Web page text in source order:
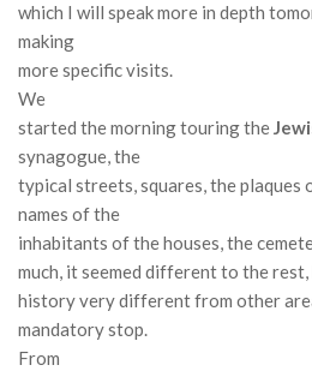
which I will speak more in depth
making
more specific visits.
We
started the morning touring the
synagogue, the
typical streets, squares, the
names of the
inhabitants of the houses, the
much, it seemed different to the rest
history very different from other
mandatory stop.
From